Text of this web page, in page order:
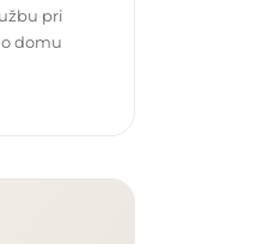
pri
domu